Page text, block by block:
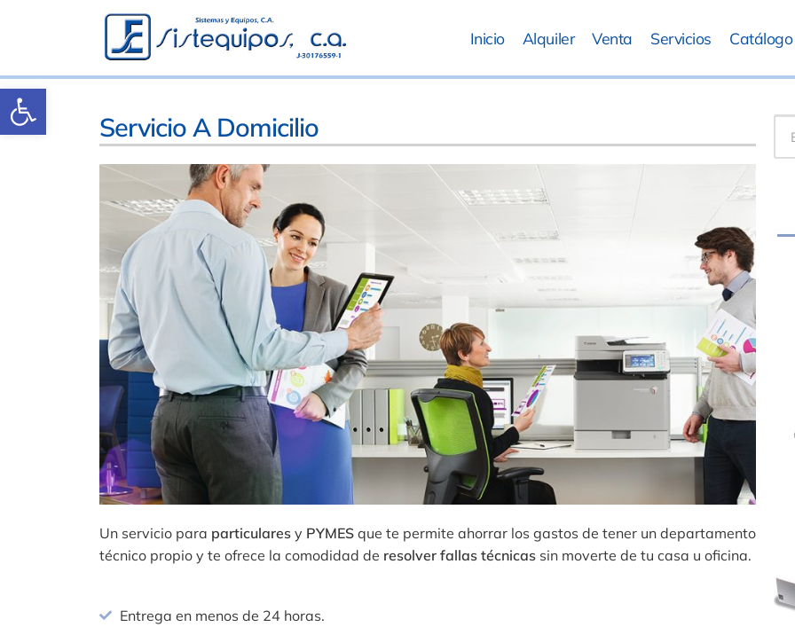
Abrir barra de herramientas
Inicio Alquiler Venta Servicios Catálogo
Servicio A Domicilio
Un servicio para particulares y PYMES que te permite ahorrar los gastos de tener un departamento
técnico propio y te ofrece la comodidad de resolver fallas técnicas sin moverte de tu casa u oficina.
Entrega en menos de 24 horas.